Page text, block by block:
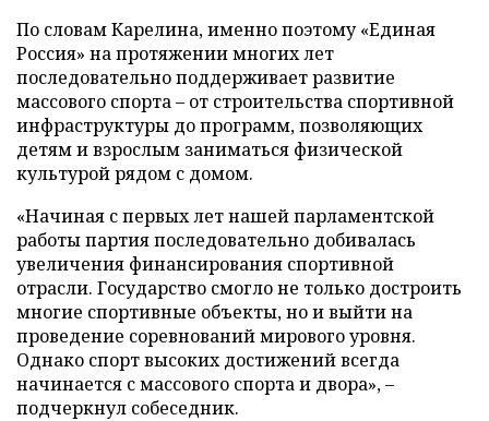
По словам Карелина, именно поэтому «Единая
Россия» на протяжении многих лет
последовательно поддерживает развитие
массового спорта – от строительства спортивной
инфраструктуры до программ, позволяющих
детям и взрослым заниматься физической
культурой рядом с домом.
«Начиная с первых лет нашей парламентской
работы партия последовательно добивалась
увеличения финансирования спортивной
отрасли. Государство смогло не только достроить
многие спортивные объекты, но и выйти на
проведение соревнований мирового уровня.
Однако спорт высоких достижений всегда
начинается с массового спорта и двора», –
подчеркнул собеседник.